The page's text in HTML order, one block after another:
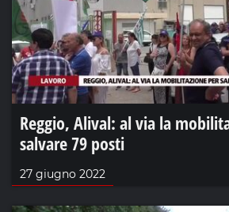
Reggio, Alival: al via la
salvare 79 posti
27 giugno 2022